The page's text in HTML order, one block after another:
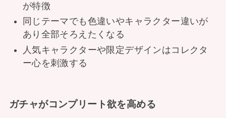
が特徴
同じテーマでも色違いやキャラクター違いが
あり全部そろえたくなる
人気キャラクターや限定デザインはコレクタ
ー心を刺激する
ガチャがコンプリート欲を高める